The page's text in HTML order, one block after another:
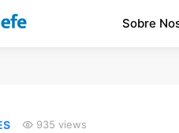
Sobre
935 views